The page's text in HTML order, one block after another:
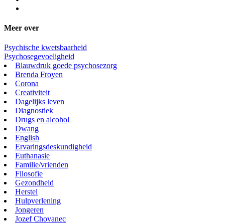
Meer over
Psychische kwetsbaarheid
Psychosegevoeligheid
Blauwdruk goede psychosezorg
Brenda Froyen
Corona
Creativiteit
Dagelijks leven
Diagnostiek
Drugs en alcohol
Dwang
English
Ervaringsdeskundigheid
Euthanasie
Familie/vrienden
Filosofie
Gezondheid
Herstel
Hulpverlening
Jongeren
Jozef Chovanec